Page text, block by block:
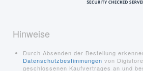
Hinweise
Durch Absenden der Bestellung
Datenschutzbestimmungen von
geschlossenen Kaufvertrages an und